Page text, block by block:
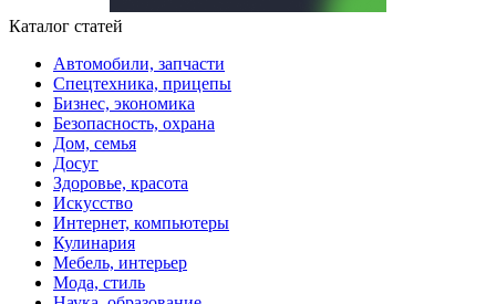
Каталог статей
Автомобили, запчасти
Спецтехника, прицепы
Бизнес, экономика
Безопасность, охрана
Дом, семья
Досуг
Здоровье, красота
Искусство
Интернет, компьютеры
Кулинария
Мебель, интерьер
Мода, стиль